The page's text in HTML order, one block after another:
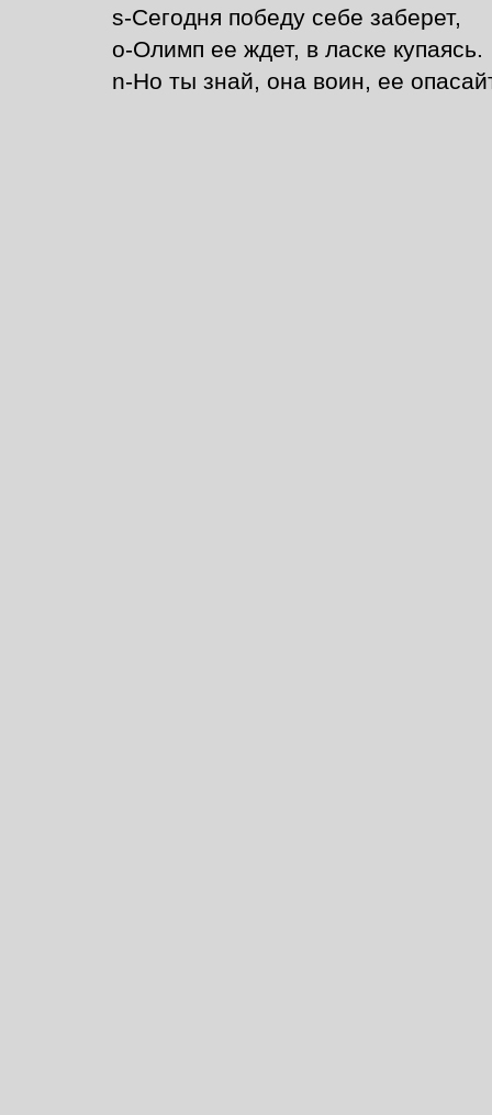
s-Сегодня победу себе заберет,
o-Олимп ее ждет, в ласке купаясь.
n-Но ты знай, она воин, ее